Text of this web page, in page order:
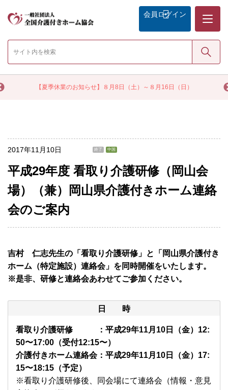
【夏季休業のお知らせ】８月8日（土）～８月16日（日）
会員 ログイン
検索
2017年11月10日 終了 中国
平成29年度 看取り介護研修（岡山会
場）（兼）岡山県介護付きホーム連絡
会のご案内
吉村 仁志先生の「看取り介護研修」と「岡山県介護付き
ホーム（特定施設）連絡会」を同時開催をいたします。
※是非、研修と連絡会あわせてご参加ください。
日 時
看取り介護研修 ：平成29年11月10日（金）12:
50〜17:00（受付12:15〜）
介護付きホーム連絡会：平成29年11月10日（金）17:
15〜18:15（予定）
※看取り介護研修後、同会場にて連絡会（情報・意見